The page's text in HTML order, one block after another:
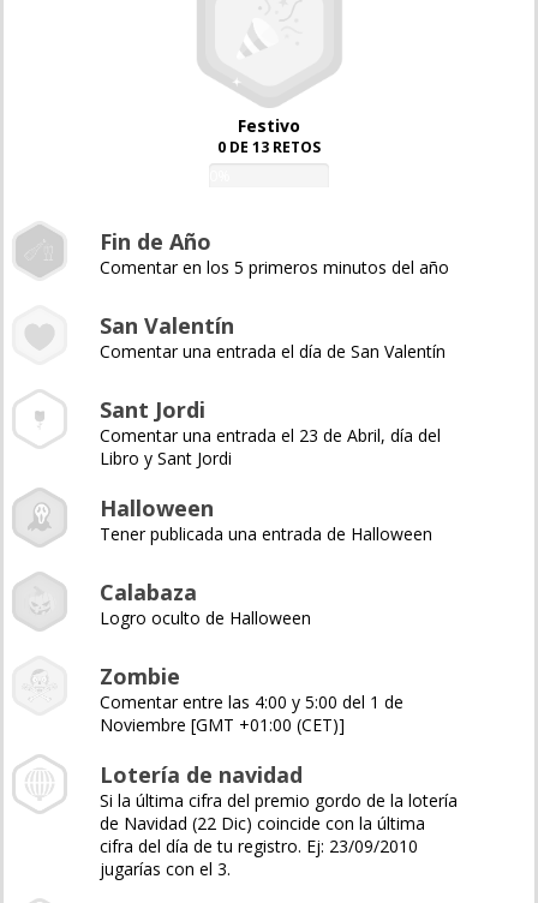
Festivo
0 DE 13 RETOS
Fin de Año
Comentar en los 5 primeros minutos del año
San Valentín
Comentar una entrada el día de San Valentín
Sant Jordi
Comentar una entrada el 23 de Abril, día del
Libro y Sant Jordi
Halloween
Tener publicada una entrada de Halloween
Calabaza
Logro oculto de Halloween
Zombie
Comentar entre las 4:00 y 5:00 del 1 de
Noviembre [GMT +01:00 (CET)]
Lotería de navidad
Si la última cifra del premio gordo de la lotería
de Navidad (22 Dic) coincide con la última
cifra del día de tu registro. Ej: 23/09/2010
jugarías con el 3.